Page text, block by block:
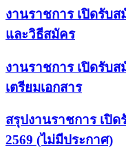
งานราชการ เปิดรับ
และวิธีสมัคร
งานราชการ เปิดรับ
เตรียมเอกสาร
สรุปงานราชการ เปิ
2569 (ไม่มีประกาศ)